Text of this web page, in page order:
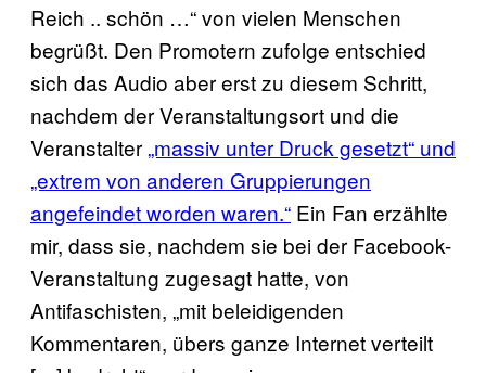
Reich .. schön …“ von vielen Menschen
begrüßt. Den Promotern zufolge entschied
sich das Audio aber erst zu diesem Schritt,
nachdem der Veranstaltungsort und die
Veranstalter„massiv unter Druck gesetzt“ und
„extrem von anderen Gruppierungen
angefeindet worden waren.“ Ein Fan erzählte
mir, dass sie, nachdem sie bei der Facebook-
Veranstaltung zugesagt hatte, von
Antifaschisten, „mit beleidigenden
Kommentaren, übers ganze Internet verteilt